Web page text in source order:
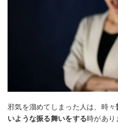
邪気を溜めてしまった人は、時々
いような振る舞いをする時があり